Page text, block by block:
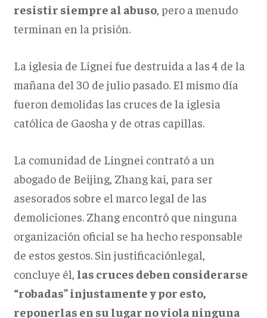
resistir siempre al abuso, pero a menudo
terminan en la prisión.
La iglesia de Lignei fue destruida a las 4 de la
mañana del 30 de julio pasado. El mismo día
fueron demolidas las cruces de la iglesia
católica de Gaosha y de otras capillas.
La comunidad de Lingnei contrató a un
abogado de Beijing, Zhang kai, para ser
asesorados sobre el marco legal de las
demoliciones. Zhang encontró que ninguna
organización oficial se ha hecho responsable
de estos gestos. Sin justificaciónlegal,
concluye él, las cruces deben considerarse
“robadas” injustamente y por esto,
reponerlas en su lugar no viola ninguna